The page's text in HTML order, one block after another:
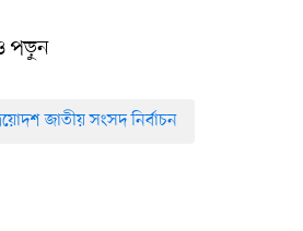
পড়ুন
জাতীয় সংসদ নির্বাচন